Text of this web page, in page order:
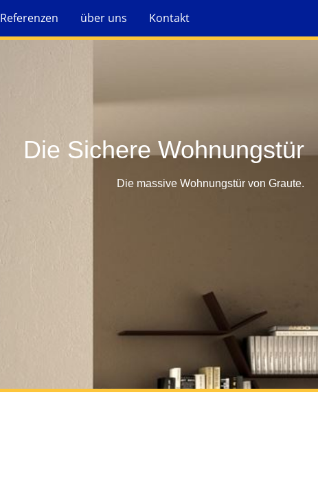
Referenzen über uns Kontakt
Die Sichere Wohnungstür
Die massive Wohnungstür von Graute.